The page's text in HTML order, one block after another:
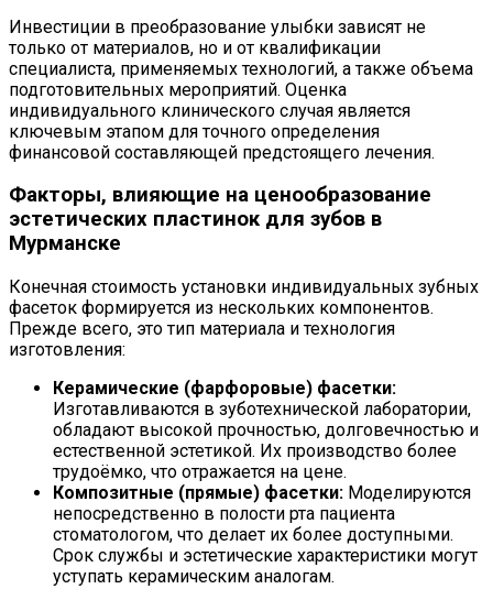
Инвестиции в преобразование улыбки зависят не
только от материалов, но и от квалификации
специалиста, применяемых технологий, а также объема
подготовительных мероприятий. Оценка
индивидуального клинического случая является
ключевым этапом для точного определения
финансовой составляющей предстоящего лечения.
Факторы, влияющие на ценообразование
эстетических пластинок для зубов в
Мурманске
Конечная стоимость установки индивидуальных зубных
фасеток формируется из нескольких компонентов.
Прежде всего, это тип материала и технология
изготовления:
Керамические (фарфоровые) фасетки:
Изготавливаются в зуботехнической лаборатории,
обладают высокой прочностью, долговечностью и
естественной эстетикой. Их производство более
трудоёмко, что отражается на цене.
Композитные (прямые) фасетки: Моделируются
непосредственно в полости рта пациента
стоматологом, что делает их более доступными.
Срок службы и эстетические характеристики могут
уступать керамическим аналогам.